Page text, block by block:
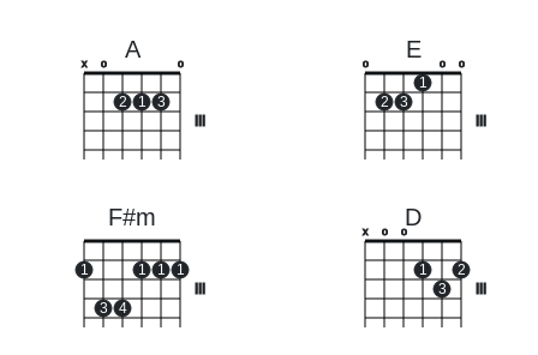
A
x o
2 1 3
o
E
o
2 3
1
o o
F#m
1
3 4
1 1 1
D
x o o
1
3
2